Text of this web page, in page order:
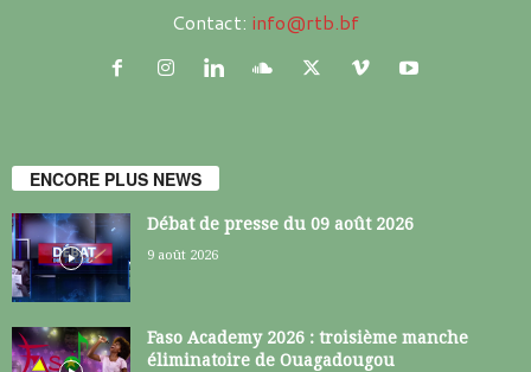
Contact: info@rtb.bf
ENCORE PLUS NEWS
Débat de presse du 09 août 2026
9 août 2026
Faso Academy 2026 : troisième manche
éliminatoire de Ouagadougou